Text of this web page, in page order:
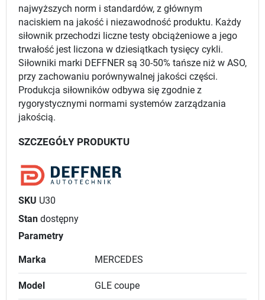
najwyższych norm i standardów, z głównym
naciskiem na jakość i niezawodność produktu. Każdy
siłownik przechodzi liczne testy obciążeniowe a jego
trwałość jest liczona w dziesiątkach tysięcy cykli.
Siłowniki marki DEFFNER są 30-50% tańsze niż w ASO,
przy zachowaniu porównywalnej jakości części.
Produkcja siłowników odbywa się zgodnie z
rygorystycznymi normami systemów zarządzania
jakością.
SZCZEGÓŁY PRODUKTU
SKU U30
Stan dostępny
Parametry
Marka MERCEDES
Model GLE coupe